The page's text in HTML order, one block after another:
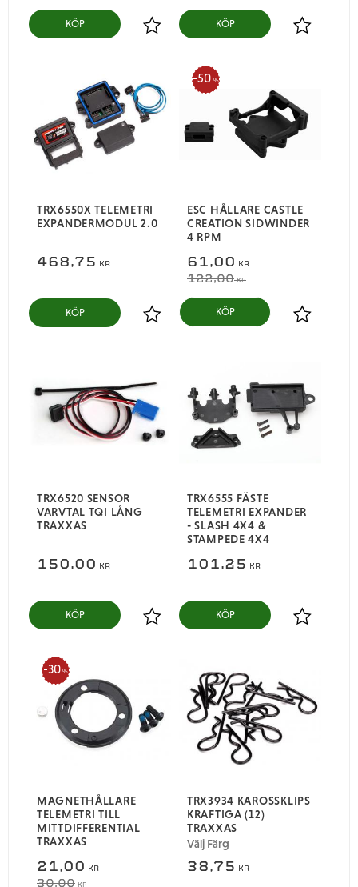
Lägg till i favoriter
KÖP
Lägg till i
KÖP
TRX6550X TELEMETRI
EXPANDERMODUL 2.0
468,75 KR
Lägg till i favoriter
KÖP
ESC HÅLLARE CASTLE
CREATION SIDWINDER
4 RPM
61,00 KR
122,00KR
50 %
Lägg till i
TRX6520 SENSOR
VARVTAL TQI LÅNG
TRAXXAS
150,00 KR
Lägg till i favoriter
KÖP
TRX6555 FÄSTE
TELEMETRI EXPANDER
- SLASH 4X4 &
STAMPEDE 4X4
101,25 KR
Lägg till i
KÖP
MAGNETHÅLLARE
TELEMETRI TILL
MITTDIFFERENTIAL
TRAXXAS
21,00 KR
30,00KR
30 %
TRX3934 KAROSSKLIPS
KRAFTIGA (12)
TRAXXAS
Välj Färg
38,75 KR